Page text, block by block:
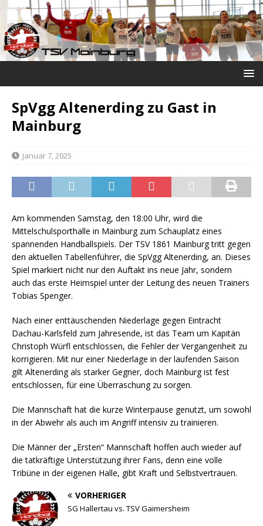
SpVgg Altenerding zu Gast in
Mainburg
Januar 7, 2025
Am kommenden Samstag, den 18:00 Uhr, wird die
Mittelschulsporthalle in Mainburg zum Schauplatz eines
spannenden Handballspiels. Der TSV 1861 Mainburg tritt gegen
den aktuellen Tabellenführer, die SpVgg Altenerding, an. Dieses
Spiel markiert nicht nur den Auftakt ins neue Jahr, sondern
auch das erste Heimspiel unter der Leitung des neuen Trainers
Tobias Spenger.
Nach einer enttäuschenden Niederlage gegen Eintracht
Dachau-Karlsfeld zum Jahresende, ist das Team um Kapitän
Christoph Würfl entschlossen, die Fehler der Vergangenheit zu
korrigieren. Mit nur einer Niederlage in der laufenden Saison
gilt Altenerding als starker Gegner, doch Mainburg ist fest
entschlossen, für eine Überraschung zu sorgen.
Die Mannschaft hat die kurze Winterpause genutzt, um sowohl
in der Abwehr als auch im Angriff intensiv zu trainieren.
Die Männer der „Ersten“ Mannschaft hoffen auch wieder auf
die tatkräftige Unterstützung ihrer Fans, denn eine volle
Tribüne in der eigenen Halle, gibt Kraft und Selbstvertrauen.
VORHERIGER
SG Hallertau vs. TSV Gaimersheim